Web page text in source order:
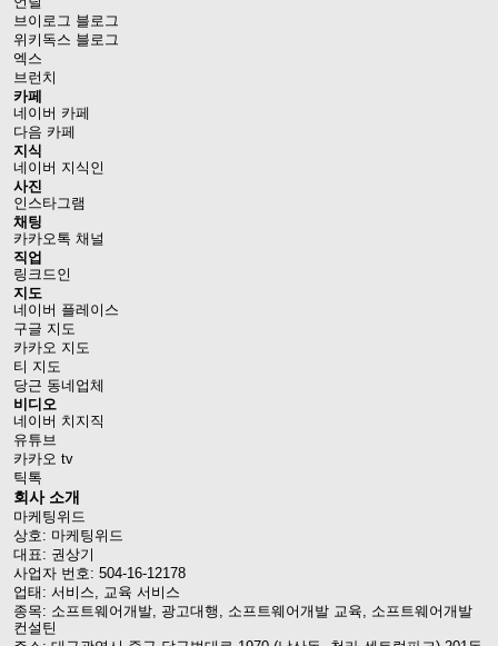
브이로그 블로그
위키독스 블로그
엑스
브런치
카페
네이버 카페
다음 카페
지식
네이버 지식인
사진
인스타그램
채팅
카카오톡 채널
직업
링크드인
지도
네이버 플레이스
구글 지도
카카오 지도
티 지도
당근 동네업체
비디오
네이버 치지직
유튜브
카카오 tv
틱톡
회사 소개
마케팅위드
상호: 마케팅위드
대표: 권상기
사업자 번호: 504-16-12178
업태: 서비스, 교육 서비스
종목: 소프트웨어개발, 광고대행, 소프트웨어개발 교육, 소프트웨어개발
컨설틴